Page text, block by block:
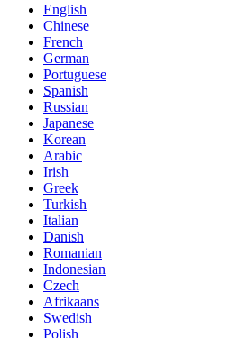
English
Chinese
French
German
Portuguese
Spanish
Russian
Japanese
Korean
Arabic
Irish
Greek
Turkish
Italian
Danish
Romanian
Indonesian
Czech
Afrikaans
Swedish
Polish